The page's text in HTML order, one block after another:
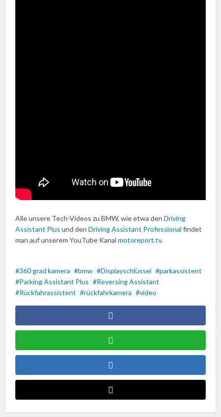
Alle unsere Tech-Videos zu BMW, wie etwa denDriving
Assistant Plus und denDriving Assistant Professional findet
man auf unserem YouTube Kanalmotoreport.tv.
360 grad kamera bmw Displayschlüssel
parkassistent
Parking Assistant Plus
Reversing Assistant
Rückfahrassistent
rückfahrkamera video